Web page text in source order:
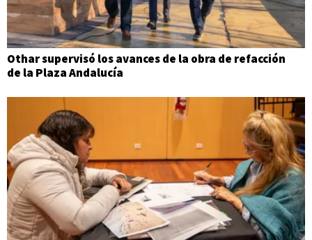
Othar supervisó los avances de la obra de refacción
de la Plaza Andalucía